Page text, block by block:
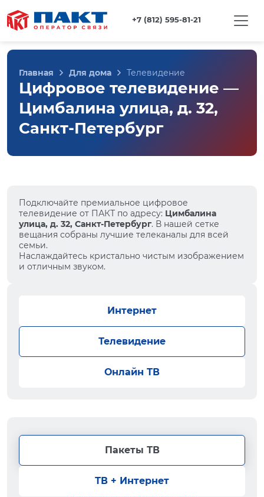
+7 (812) 595-81-21
Главная Для дома Телевидение
Цифровое телевидение —
Цимбалина улица, д. 32,
Санкт-Петербург
Подключайте премиальное цифровое
телевидение от ПАКТ по адресу: Цимбалина
улица, д. 32, Санкт-Петербург. В нашей сетке
вещания собраны лучшие телеканалы для всей
семьи.
Наслаждайтесь кристально чистым изображением
и отличным звуком.
Интернет
Телевидение
Онлайн ТВ
Пакеты ТВ
ТВ + Интернет